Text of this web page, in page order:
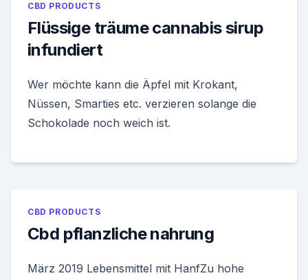
CBD PRODUCTS
Flüssige träume cannabis sirup
infundiert
Wer möchte kann die Äpfel mit Krokant,
Nüssen, Smarties etc. verzieren solange die
Schokolade noch weich ist.
CBD PRODUCTS
Cbd pflanzliche nahrung
März 2019 Lebensmittel mit HanfZu hohe